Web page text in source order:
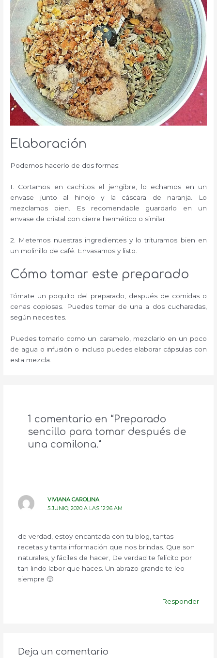
Elaboración
Podemos hacerlo de dos formas:
1. Cortamos en cachitos el jengibre, lo echamos en un
envase junto al hinojo y la cáscara de naranja. Lo
mezclamos bien. Es recomendable guardarlo en un
envase de cristal con cierre hermético o similar.
2. Metemos nuestras ingredientes y lo trituramos bien en
un molinillo de café. Envasamos y listo.
Cómo tomar este preparado
Tómate un poquito del preparado, después de comidas o
cenas copiosas. Puedes tomar de una a dos cucharadas,
según necesites.
Puedes tomarlo como un caramelo, mezclarlo en un poco
de agua o infusión o incluso puedes elaborar cápsulas con
esta mezcla.
1 comentario en “Preparado
sencillo para tomar después de
una comilona.”
VIVIANA CAROLINA
5 JUNIO, 2020 A LAS 12:26 AM
de verdad, estoy encantada con tu blog, tantas
recetas y tanta información que nos brindas. Que son
naturales, y fáciles de hacer, De verdad te felicito por
tan lindo labor que haces. Un abrazo grande te leo
siempre 🙂
Responder
Deja un comentario